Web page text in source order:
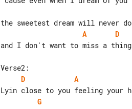
A
D
and I don't want to miss a thing
D
A
G